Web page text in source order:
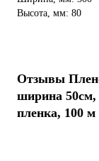
Высота, мм: 80
Отзывы
ширина 50см,
пленка, 100